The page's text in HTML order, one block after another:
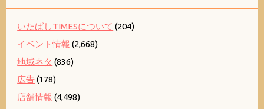
いたばしTIMESについて (204)
イベント情報 (2,668)
地域ネタ (836)
広告(178)
店舗情報 (4,498)